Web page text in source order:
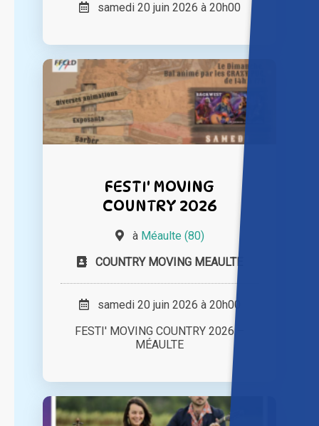
samedi 20 juin 2026 à 20h00
FESTI' MOVING
COUNTRY 2026
à Méaulte (80)
COUNTRY MOVING MEAULTE
samedi 20 juin 2026 à 20h00
FESTI' MOVING COUNTRY 2026 –
MÉAULTE